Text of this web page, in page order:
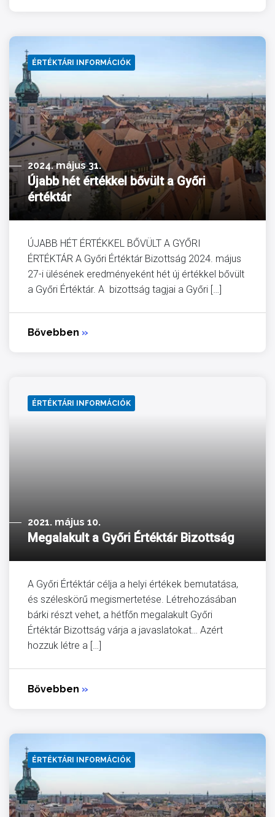
ÉRTÉKTÁRI INFORMÁCIÓK
2024. május 31.
Újabb hét értékkel bővült a Győri
értéktár
ÚJABB HÉT ÉRTÉKKEL BŐVÜLT A GYŐRI
ÉRTÉKTÁR A Győri Értéktár Bizottság 2024. május
27-i ülésének eredményeként hét új értékkel bővült
a Győri Értéktár. A bizottság tagjai a Győri […]
Bővebben »
ÉRTÉKTÁRI INFORMÁCIÓK
2021. május 10.
Megalakult a Győri Értéktár Bizottság
A Győri Értéktár célja a helyi értékek bemutatása,
és széleskörű megismertetése. Létrehozásában
bárki részt vehet, a hétfőn megalakult Győri
Értéktár Bizottság várja a javaslatokat… Azért
hozzuk létre a […]
Bővebben »
ÉRTÉKTÁRI INFORMÁCIÓK